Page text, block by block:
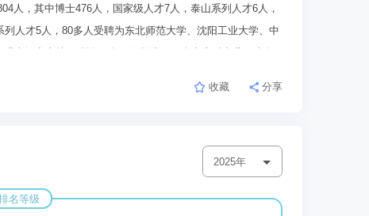
人，其中博士476人，国家级人才7人，泰山系列人才6人，
人才5人，80多人受聘为东北师范大学、沈阳工业大学、中
大智力支持。现设13个二级学院、64个本专科专业。建有
、国家科技重大专项、国家自然科学基金和社科基金项目
研发91个蔬菜花卉新品种，1个蔷薇品种获山东省林木审定
38个蔬菜瓜果新品种在农业农村部登记备案，“潍科”系列番
收藏 分享
2025年
名等级